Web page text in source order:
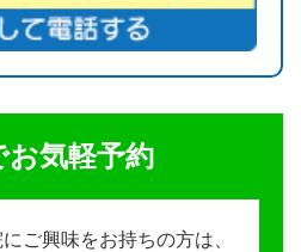
お気軽予約
ご興味をお持ちの方は、